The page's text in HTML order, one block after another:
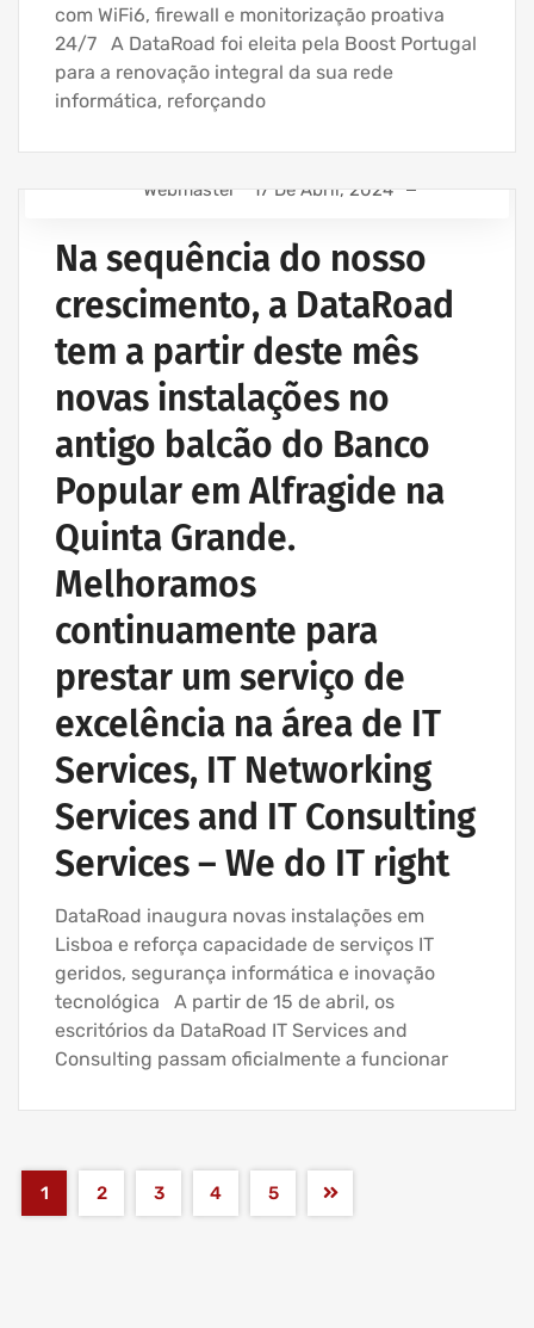
com WiFi6, firewall e monitorização proativa
24/7 A DataRoad foi eleita pela Boost Portugal
para a renovação integral da sua rede
informática, reforçando
PARA EMPRESAS
Webmaster 17 De Abril, 2024
Na sequência do nosso
crescimento, a DataRoad
tem a partir deste mês
novas instalações no
antigo balcão do Banco
Popular em Alfragide na
Quinta Grande.
Melhoramos
continuamente para
prestar um serviço de
excelência na área de IT
Services, IT Networking
Services and IT Consulting
Services – We do IT right
DataRoad inaugura novas instalações em
Lisboa e reforça capacidade de serviços IT
geridos, segurança informática e inovação
tecnológica A partir de 15 de abril, os
escritórios da DataRoad IT Services and
Consulting passam oficialmente a funcionar
1 2 3 4 5